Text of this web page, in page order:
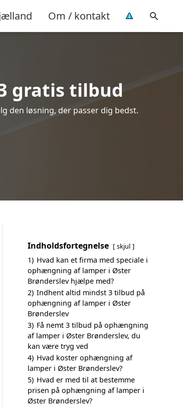
Om / kontakt
gratis tilbud
den løsning, der passer dig bedst.
Indholdsfortegnelse skjul
1) Hvad kan et firma med speciale i
ophængning af lamper i Øster
Brønderslev hjælpe med?
2) Indhent altid mindst 3 tilbud på
ophængning af lamper i Øster
Brønderslev
3) Få nemt 3 tilbud på ophængning
af lamper i Øster Brønderslev, du
kan være tryg ved
4) Hvad koster ophængning af
lamper i Øster Brønderslev?
5) Hvad er med til at bestemme
prisen på ophængning af lamper i
Øster Brønderslev?